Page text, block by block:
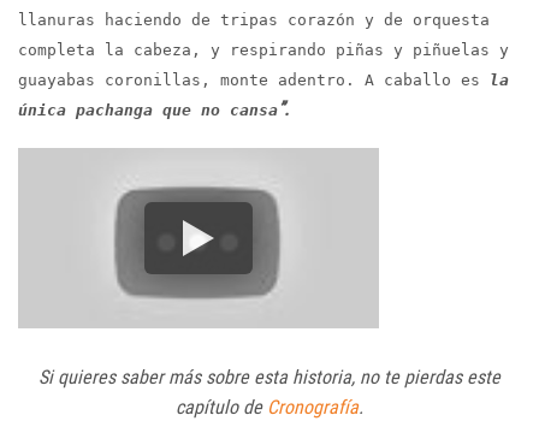
llanuras haciendo de tripas corazón y de orquesta
completa la cabeza, y respirando piñas y piñuelas y
guayabas coronillas, monte adentro. A caballo es la
única pachanga que no cansa ”.
Si quieres saber más sobre esta historia, no te pierdas este
capítulo de Cronografía.